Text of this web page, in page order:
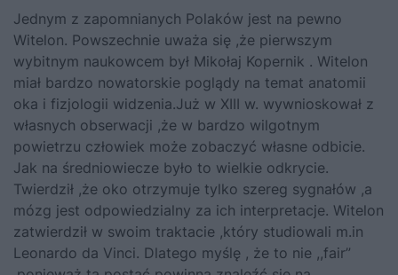
Jednym z zapomnianych Polaków jest na pewno
Witelon. Powszechnie uważa się ,że pierwszym
wybitnym naukowcem był Mikołaj Kopernik . Witelon
miał bardzo nowatorskie poglądy na temat anatomii
oka i fizjologii widzenia.Już w XIII w. wywnioskował z
własnych obserwacji ,że w bardzo wilgotnym
powietrzu człowiek może zobaczyć własne odbicie.
Jak na średniowiecze było to wielkie odkrycie.
Twierdził ,że oko otrzymuje tylko szereg sygnałów ,a
mózg jest odpowiedzialny za ich interpretacje. Witelon
zatwierdził w swoim traktacie ,który studiowali m.in
Leonardo da Vinci. Dlatego myślę , że to nie ,,fair”